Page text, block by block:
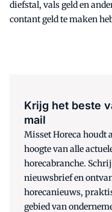
diefstal, vals geld en
contant geld te maken
Krijg het beste
mail
Misset Horeca houdt
hoogte van alle
horecabranche.
nieuwsbrief en
horecanieuws,
gebied van